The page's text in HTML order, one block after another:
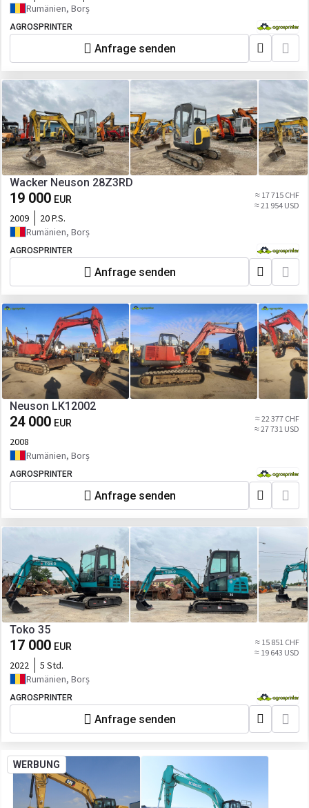
Rumänien, Borș
AGROSPRINTER
Anfrage senden
Wacker Neuson 28Z3RD
19 000 EUR
≈ 17 715 CHF
≈ 21 954 USD
2009
20 P.S.
Rumänien, Borș
AGROSPRINTER
Anfrage senden
Neuson LK12002
24 000 EUR
≈ 22 377 CHF
≈ 27 731 USD
2008
Rumänien, Borș
AGROSPRINTER
Anfrage senden
Toko 35
17 000 EUR
≈ 15 851 CHF
≈ 19 643 USD
2022
5 Std.
Rumänien, Borș
AGROSPRINTER
Anfrage senden
WERBUNG